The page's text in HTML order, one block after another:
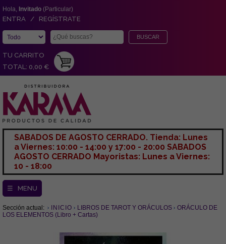
Hola, Invitado (Particular)
ENTRA / REGÍSTRATE
TU CARRITO
TOTAL: 0,00 €
SABADOS DE AGOSTO CERRADO. Tienda: Lunes
a Viernes: 10:00 - 14:00 y 17:00 - 20:00 SABADOS
AGOSTO CERRADO Mayoristas: Lunes a Viernes:
10 - 18:00
☰ MENU
Sección actual: INICIO LIBROS DE TAROT Y ORÁCULOS
ORÁCULO DE
LOS ELEMENTOS (Libro + Cartas)